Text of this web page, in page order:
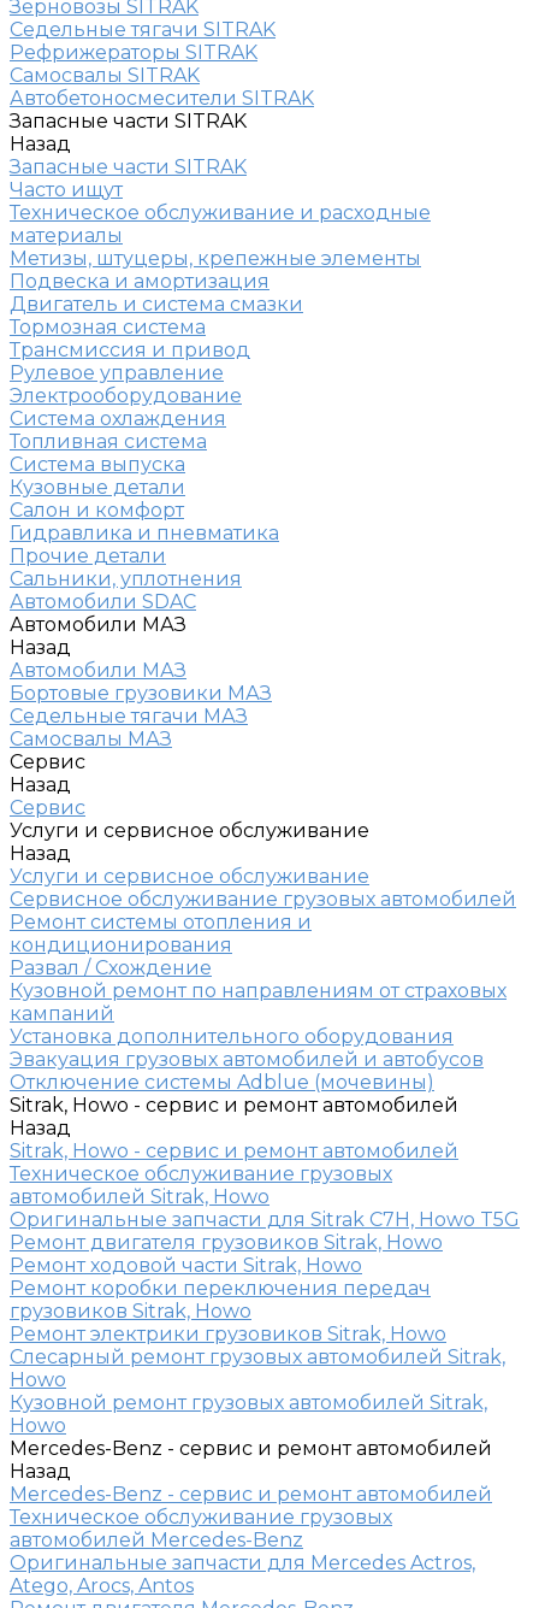
Зерновозы SITRAK
Седельные тягачи SITRAK
Рефрижераторы SITRAK
Самосвалы SITRAK
Автобетоносмесители SITRAK
Запасные части SITRAK
Назад
Запасные части SITRAK
Часто ищут
Техническое обслуживание и расходные
материалы
Метизы, штуцеры, крепежные элементы
Подвеска и амортизация
Двигатель и система смазки
Тормозная система
Трансмиссия и привод
Рулевое управление
Электрооборудование
Система охлаждения
Топливная система
Система выпуска
Кузовные детали
Салон и комфорт
Гидравлика и пневматика
Прочие детали
Сальники, уплотнения
Автомобили SDAC
Автомобили МАЗ
Назад
Автомобили МАЗ
Бортовые грузовики МАЗ
Седельные тягачи МАЗ
Самосвалы МАЗ
Сервис
Назад
Сервис
Услуги и сервисное обслуживание
Назад
Услуги и сервисное обслуживание
Сервисное обслуживание грузовых автомобилей
Ремонт системы отопления и
кондиционирования
Развал / Схождение
Кузовной ремонт по направлениям от страховых
кампаний
Установка дополнительного оборудования
Эвакуация грузовых автомобилей и автобусов
Отключение системы Adblue (мочевины)
Sitrak, Howo - сервис и ремонт автомобилей
Назад
Sitrak, Howo - сервис и ремонт автомобилей
Техническое обслуживание грузовых
автомобилей Sitrak, Howo
Оригинальные запчасти для Sitrak C7H, Howo T5G
Ремонт двигателя грузовиков Sitrak, Howo
Ремонт ходовой части Sitrak, Howo
Ремонт коробки переключения передач
грузовиков Sitrak, Howo
Ремонт электрики грузовиков Sitrak, Howo
Слесарный ремонт грузовых автомобилей Sitrak,
Howo
Кузовной ремонт грузовых автомобилей Sitrak,
Howo
Mercedes-Benz - сервис и ремонт автомобилей
Назад
Mercedes-Benz - сервис и ремонт автомобилей
Техническое обслуживание грузовых
автомобилей Mercedes-Benz
Оригинальные запчасти для Mercedes Actros,
Atego, Arocs, Antos